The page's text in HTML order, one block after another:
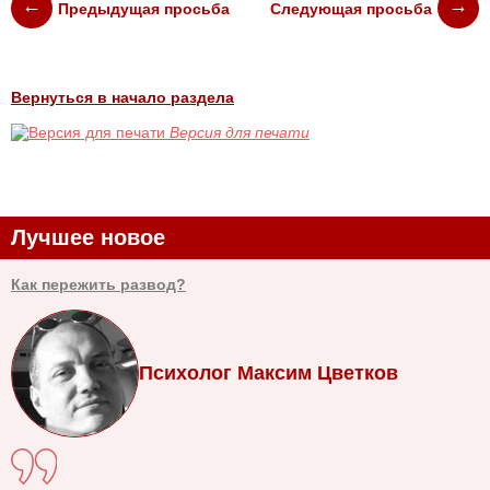
Предыдущая просьба Следующая просьба
Вернуться в начало раздела
Версия для печати
Лучшее новое
Как пережить развод?
Психолог Максим Цветков